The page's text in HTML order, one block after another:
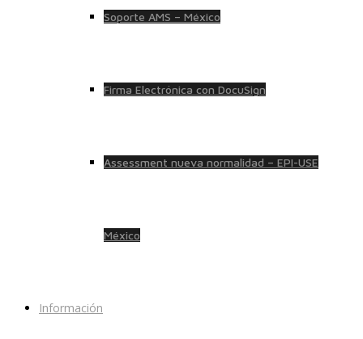
Soporte AMS – México
Firma Electrónica con DocuSign
Assessment nueva normalidad – EPI-USE
México
Información